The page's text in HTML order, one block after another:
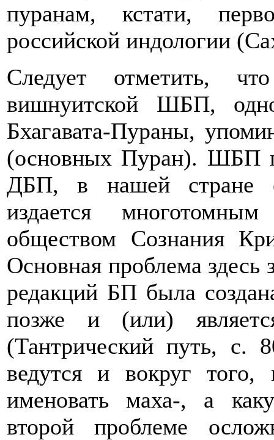
пуранам, кстати,
российской индологии
Следует отметить,
вишнуитской ШБП,
Бхагавата-Пураны,
(основных Пуран). ШБП
ДБП, в нашей стране
издается
обществом Сознания
Основная проблема здесь
редакций БП была
позже и (или)
(Тантрический путь, с.
ведутся и вокруг
именовать маха-, а
второй проблеме